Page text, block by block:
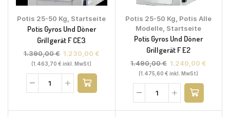
Potis 25-50 Kg, Startseite
Potis Gyros Und Döner
Grillgerät F CE3
1.390,00€ 1.230,00 €
(1.463,70€ inkl. MwSt)
Potis 25-50 Kg, Potis Alle
Modelle, Startseite
Potis Gyros Und Döner
Grillgerät F E2
1.490,00€ 1.240,00€
(1.475,60€ inkl. MwSt)